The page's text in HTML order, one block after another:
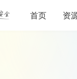
首页 资